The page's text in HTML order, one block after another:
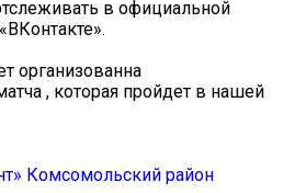
в официальной
организованна
, которая пройдет в нашей
Комсомольский район